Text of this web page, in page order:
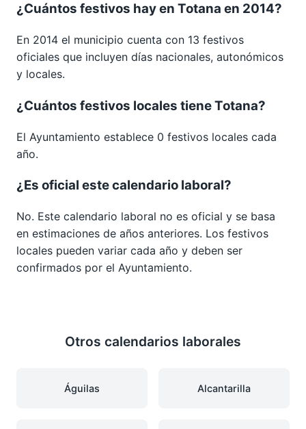
¿Cuántos festivos hay en Totana en 2014?
En 2014 el municipio cuenta con 13 festivos
oficiales que incluyen días nacionales, autonómicos
y locales.
¿Cuántos festivos locales tiene Totana?
El Ayuntamiento establece 0 festivos locales cada
año.
¿Es oficial este calendario laboral?
No. Este calendario laboral no es oficial y se basa
en estimaciones de años anteriores. Los festivos
locales pueden variar cada año y deben ser
confirmados por el Ayuntamiento.
Otros calendarios laborales
Águilas Alcantarilla